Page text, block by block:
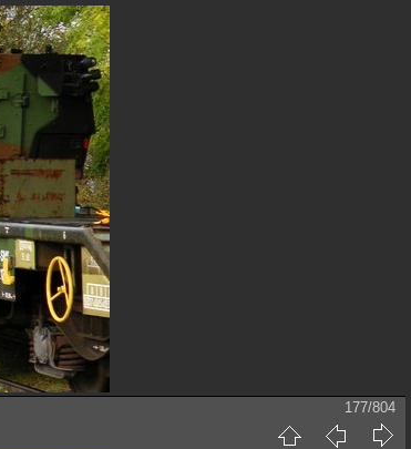
177/804